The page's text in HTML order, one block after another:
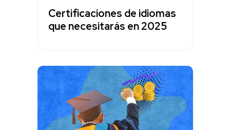
Certificaciones de idiomas
que necesitarás en 2025